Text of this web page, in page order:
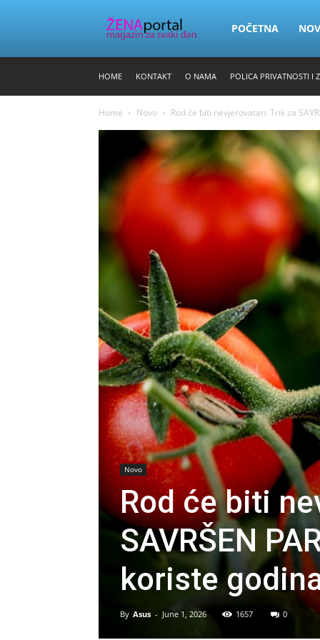
Zena
POČETNA
HOME KONTAKT O NAMA POLICA PRIVATNOSTI I
Home Novo Rod će biti nevjerovatan: Trik za
Novo
Rod će biti
SAVRŠEN
koriste
By Asus - June 1, 2026 1657 0